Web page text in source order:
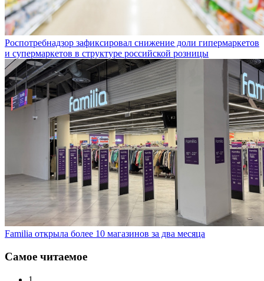
Роспотребнадзор зафиксировал снижение доли гипермаркетов
и супермаркетов в структуре российской розницы
Familia открыла более 10 магазинов за два месяца
Самое читаемое